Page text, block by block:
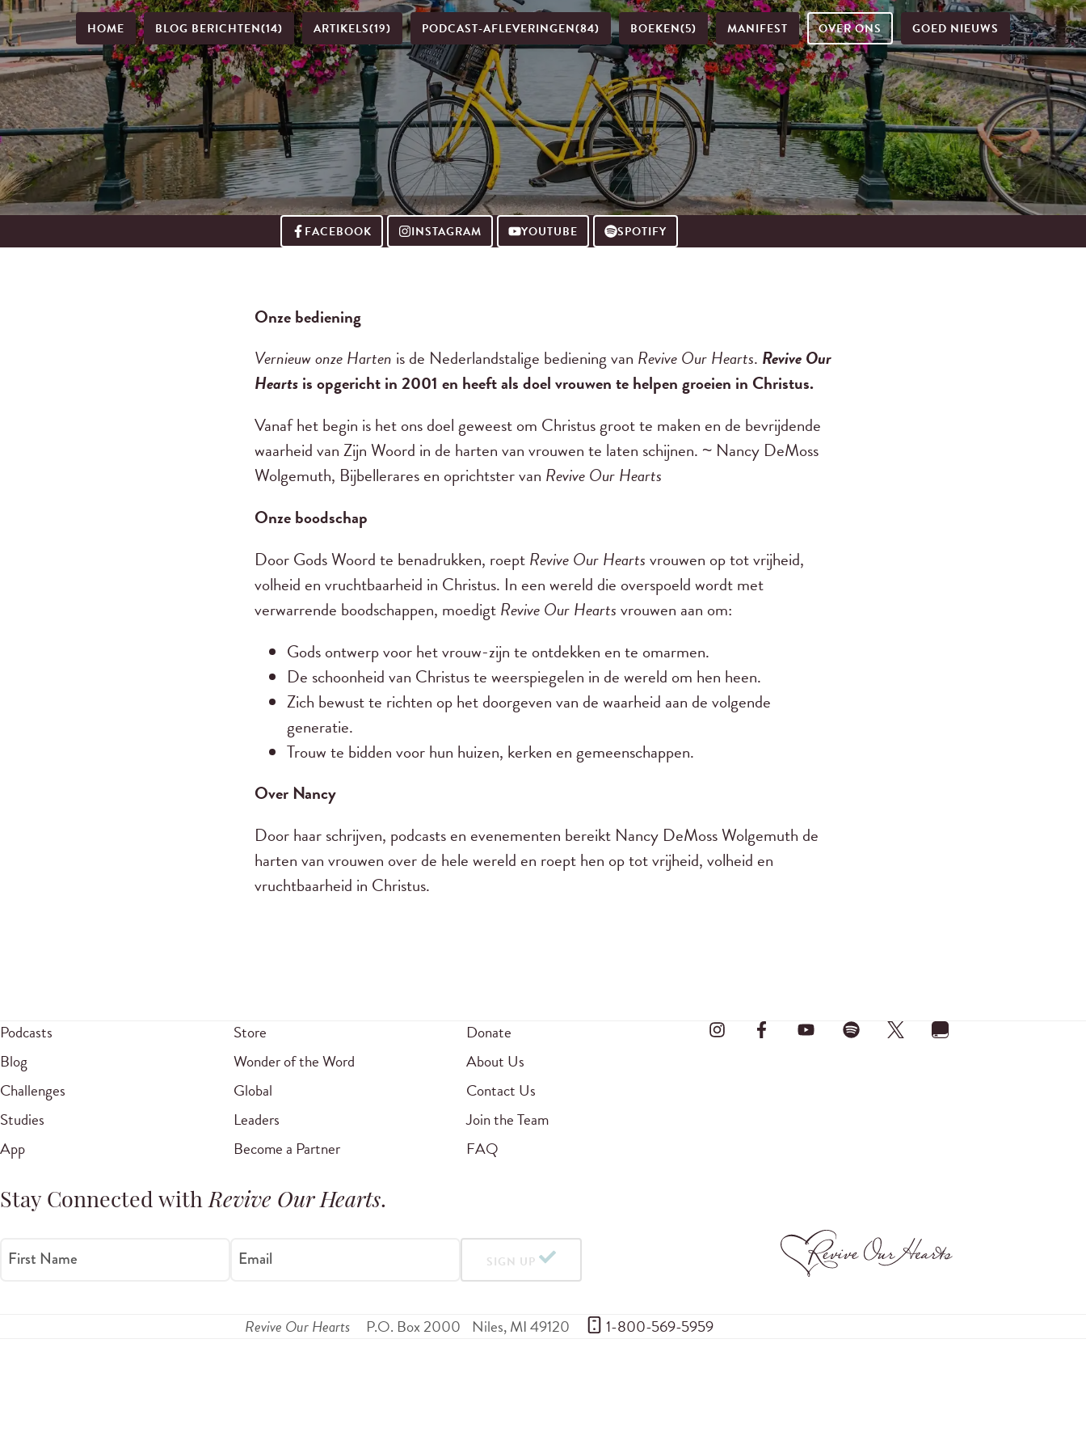
HOME BLOG BERICHTEN(14) ARTIKELS(19) PODCAST-AFLEVERINGEN(84) BOEKEN(5) MANIFEST OVER ONS GOED NIEUWS
FACEBOOK INSTAGRAM YOUTUBE SPOTIFY
Onze bediening
Vernieuw onze Harten is de Nederlandstalige bediening van Revive Our Hearts. Revive Our
Heartsis opgericht in 2001 en heeft als doel vrouwen te helpen groeien in Christus.
Vanaf het begin is het ons doel geweest om Christus groot te maken en de bevrijdende
waarheid van Zijn Woord in de harten van vrouwen te laten schijnen. ~ Nancy DeMoss
Wolgemuth, Bijbellerares en oprichtster van Revive Our Hearts
Onze boodschap
Door Gods Woord te benadrukken, roeptRevive Our Heartsvrouwen op tot vrijheid,
volheid en vruchtbaarheid in Christus. In een wereld die overspoeld wordt met
verwarrende boodschappen, moedigtRevive Our Heartsvrouwen aan om:
Gods ontwerp voor het vrouw-zijn te ontdekken en te omarmen.
De schoonheid van Christus te weerspiegelen in de wereld om hen heen.
Zich bewust te richten op het doorgeven van de waarheid aan de volgende
generatie.
Trouw te bidden voor hun huizen, kerken en gemeenschappen.
Over Nancy
Door haar schrijven, podcasts en evenementen bereikt Nancy DeMoss Wolgemuth de
harten van vrouwen over de hele wereld en roept hen op tot vrijheid, volheid en
vruchtbaarheid in Christus.
Podcasts
Blog
Challenges
Studies
App
Store
Wonder of the Word
Global
Leaders
Become a Partner
Donate
About Us
Contact Us
Join the Team
FAQ
Stay Connected withRevive Our Hearts.
First Name Email SIGN UP
Revive Our Hearts P.O. Box 2000 Niles,MI49120 1-800-569-5959